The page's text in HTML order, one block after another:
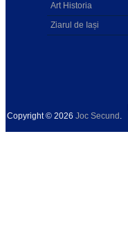
Art Historia
Ziarul de Iași
Copyright © 2026 Joc Secund